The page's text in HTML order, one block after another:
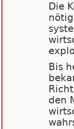
Die
Bis
den